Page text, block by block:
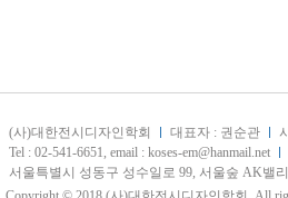
(사)대한전시디자인학회 대표자 : 권순관
Tel : 02-541-6651, email : koses-em@hanmail.net
서울특별시 성동구 성수일로 99, 서울숲 AK밸